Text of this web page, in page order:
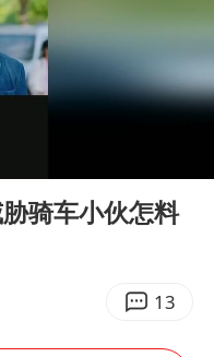
车临时停运
树
世 曾出演《狂飙》
骑车小伙怎料
13